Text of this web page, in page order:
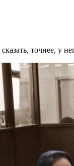
точнее, у